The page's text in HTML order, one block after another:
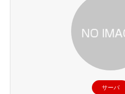
サーバ